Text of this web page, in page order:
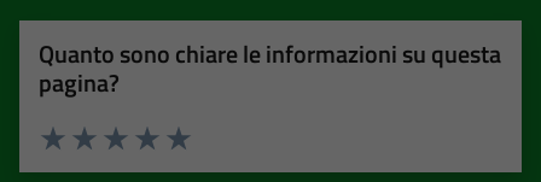
Quanto sono chiare le informazioni su questa
pagina?
Valuta 5 stelle su 5
Valuta 4 stelle su 5
Valuta 3 stelle su 5
Valuta 2 stelle su 5
Valuta 1 stelle su 5